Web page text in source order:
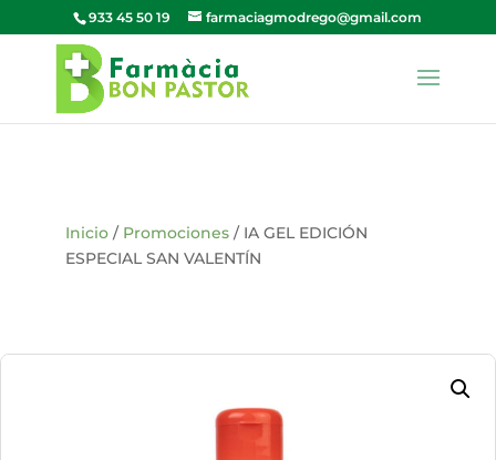
933 45 50 19 farmaciagmodrego@gmail.com
Inicio/ Promociones/ IA GEL EDICIÓN
ESPECIAL SAN VALENTÍN